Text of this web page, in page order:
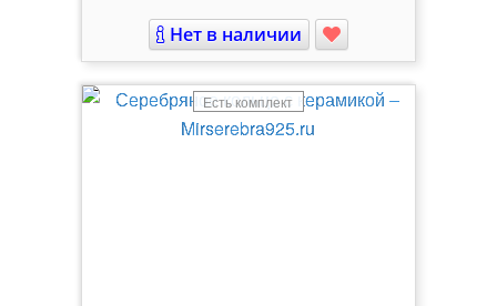
Нет в наличии
Есть комплект